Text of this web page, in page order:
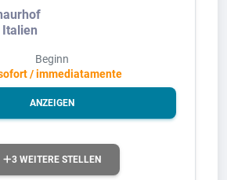
Beginn
/ immediatamente
ANZEIGEN
3 WEITERE STELLEN